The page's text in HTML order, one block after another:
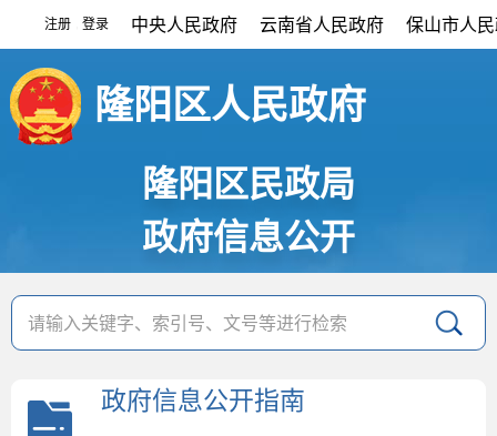
注册 登录 中央人民政府 云南省人民政府 保山市人
隆阳区人民政府
隆阳区民政局
政府信息公开
政府信息公开指南